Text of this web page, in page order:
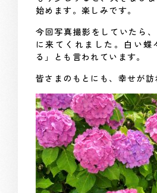
始めます。楽しみです。
今回写真撮影をしていたら
に来てくれました。白い蝶
る」とも言われています。
皆さまのもとにも、幸せが